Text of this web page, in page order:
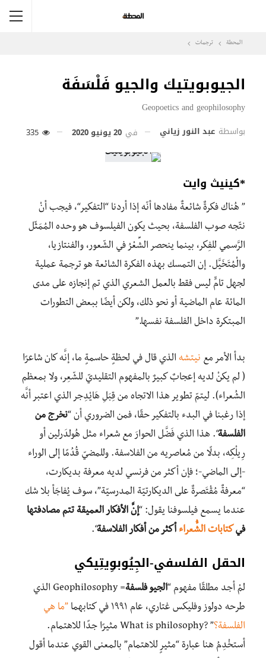
المحطة ترجمات
الجيوبويتيك والجيو فَلْسَفَة
Geopoetics and geophilosophy
بواسطة عبد النور زياني في 20 يونيو 2020
*كينيث وايت
” هُناك فكرةٌ شائعةٌ مفادها أنّه إذا أردنا “التفكير“، فيجب أنْ
نتّجه صوب الفلسفة، بحيث يكون الفيلسوف هو وحده المُمَثّل
الرَّسمي للفِكر، بينما ينحصر الشِّعْرُ في الشّعور، والفنتازيا،
والْمُتَخَيَّل. إن التمسك بهذه الفكرة الشائعة هو ترجمة عملية
لجهل تامٍّ ليس فقط بالعمل الشعري الذي تم إنجازه على مدى
المائة عام الماضية أو نحو ذلك، ولكن أيضًا ببعض التطورات
المبتكرة داخل الفلسفة نفسها.”
بدأ الأمر مع نيتشه الذي قال في لحظةٍ حاسمةٍ ما، إنَّه كان شاعرًا
( لم يكنْ لديه إعجابٌ كبيرٌ بالمفهوم التقليديّ للشّعِر، ولا بمعظم
الشُعراء). ليتمّ تطوير هذا الاتجاه من قِبَلِ هَايْدِجر الذي اعتبر أنَّه
إذا رغبنا في البدء بالتفكير حقًا، فمن الضروري أن “نخرج من
الفلسفة“. هذا الذي فَضَّل الحوارَ مع شعراء مثل هُولدَرلين أو
رِيلْكِه، بدلًا من مُعاصريه من الفلاسفة. وللمضيّ قُدُمًا إلى الوراء
-إلى الماضي-؛ فإن أكثر من فرنسي لديه معرفة بديكارت،
“معرفةٌ مُقْتَصرةٌ على الديكارتيّة المدرسيّة”، سوف يُفاجَأ بلا شك
عندما يسمع فيلسوفنا يقول: “إنَّ الأفكار العميقة تتم مصادفتها
في كتابات الشُّعراء أكثر من أفكار الفلاسفة“.
الحقل الفلسفي-الجِيُوبوِيتِيكي
لمْ أجد مطلقًا مفهوم “الجيو فلسفة
= Geophilosophy الذي
طرحه دولوز وفليكس غتاري، عام ١٩٩١ في كتابهما
”ما هي
الفلسفة؟
” ?What is philosophy مثيرًا جدًا للاهتمام.
أستخْدِمُ هنا عبارة “مثيرٍ للاهتمام” بالمعنى القوي عندما أقول